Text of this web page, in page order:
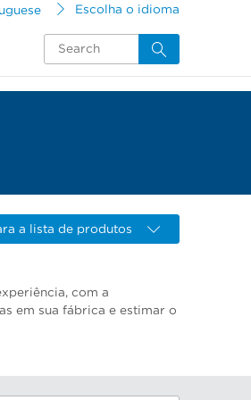
Escolha o idioma
a lista de produtos
com a
em sua fábrica e estimar o